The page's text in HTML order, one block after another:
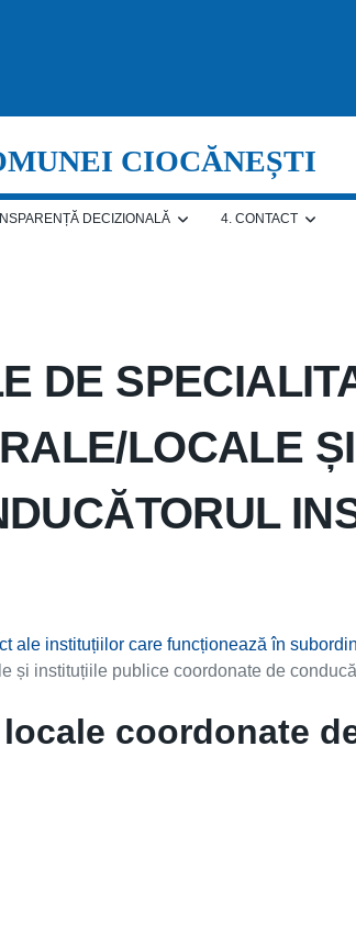
CIOCĂNEȘTI
DECIZIONALĂ 4. CONTACT
DE
LOCALE
ale instituțiilor care funcționează în
și instituțiile publice coordonate de
coordonate